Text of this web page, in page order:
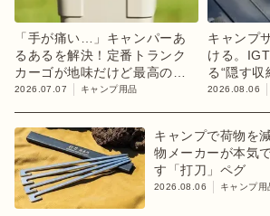
「手が痛い…」キャンパーあ
るあるを解決！定番トランク
カーゴが地味だけど最高の進
化【目利きのキャンプギア】
2026.07.07 キャンプ用品
キャンプ
ける。
る“隠す収
ャンプギ
2026.08.06
キャンプで荷物を
物メーカーが本気
す「打刀」ペグ
2026.08.06 キャンプ用